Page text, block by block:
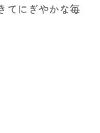
てにぎやかな毎